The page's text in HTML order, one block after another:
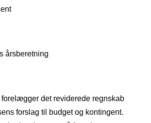
årsberetning
forelægger det reviderede regnskab
forslag til budget og kontingent.